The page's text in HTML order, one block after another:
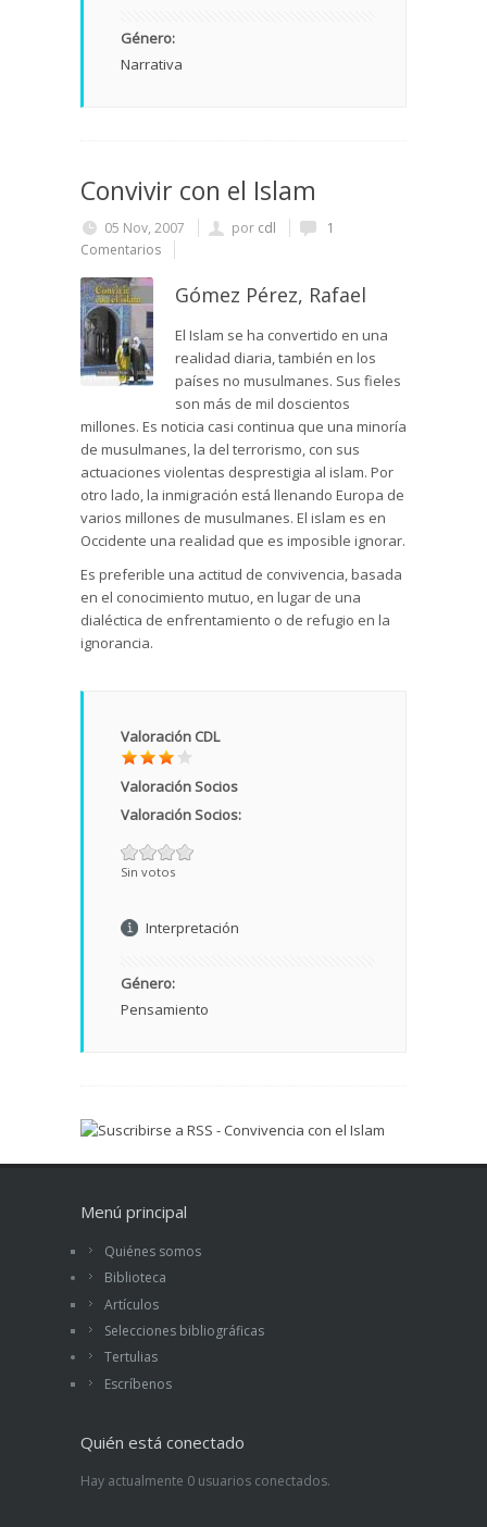
Género:
Narrativa
Convivir con el Islam
05 Nov, 2007 por cdl
1
Comentarios
Gómez Pérez, Rafael
El Islam se ha convertido en una
realidad diaria, también en los
países no musulmanes. Sus fieles
son más de mil doscientos
millones. Es noticia casi continua que una minoría
de musulmanes, la del terrorismo, con sus
actuaciones violentas desprestigia al islam. Por
otro lado, la inmigración está llenando Europa de
varios millones de musulmanes. El islam es en
Occidente una realidad que es imposible ignorar.
Es preferible una actitud de convivencia, basada
en el conocimiento mutuo, en lugar de una
dialéctica de enfrentamiento o de refugio en la
ignorancia.
Valoración CDL
Valoración Socios
Valoración Socios:
Sin votos
Interpretación
Género:
Pensamiento
Menú principal
Quiénes somos
Biblioteca
Artículos
Selecciones bibliográficas
Tertulias
Escríbenos
Quién está conectado
Hay actualmente 0 usuarios conectados.